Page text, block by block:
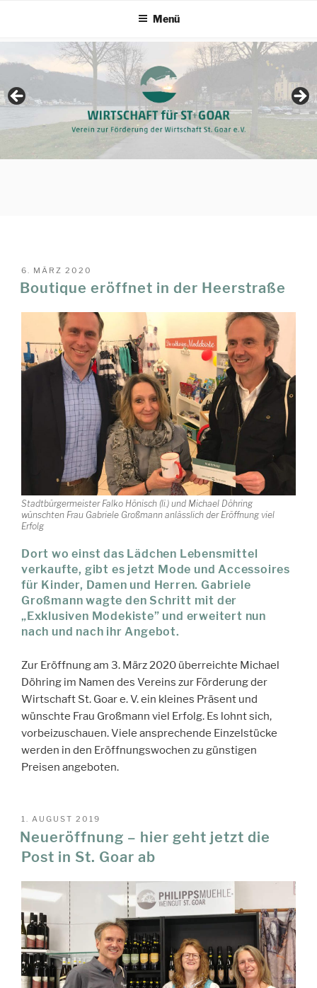
springen
Menü
VERÖFFENTLICHT
AM
6. MÄRZ 2020
Boutique eröffnet in der Heerstraße
Stadtbürgermeister Falko Hönisch (li.) und Michael Döhring
wünschten Frau Gabriele Großmann anlässlich der Eröffnung viel
Erfolg
Dort wo einst das Lädchen Lebensmittel
verkaufte, gibt es jetzt Mode und Accessoires
für Kinder, Damen und Herren. Gabriele
Großmann wagte den Schritt mit der
„Exklusiven Modekiste” und erweitert nun
nach und nach ihr Angebot.
Zur Eröffnung am 3. März 2020 überreichte Michael
Döhring im Namen des Vereins zur Förderung der
Wirtschaft St. Goar e. V. ein kleines Präsent und
wünschte Frau Großmann viel Erfolg. Es lohnt sich,
vorbeizuschauen. Viele ansprechende Einzelstücke
werden in den Eröffnungswochen zu günstigen
Preisen angeboten.
VERÖFFENTLICHT
AM
1. AUGUST 2019
Neueröffnung – hier geht jetzt die
Post in St. Goar ab